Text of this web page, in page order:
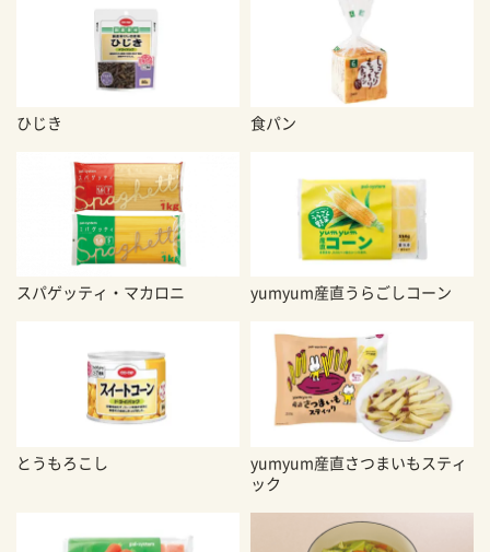
ひじき 食パン
スパゲッティ・マカロニ yumyum産直うらごしコーン
とうもろこし
yumyum産直さつまいもスティ
ック